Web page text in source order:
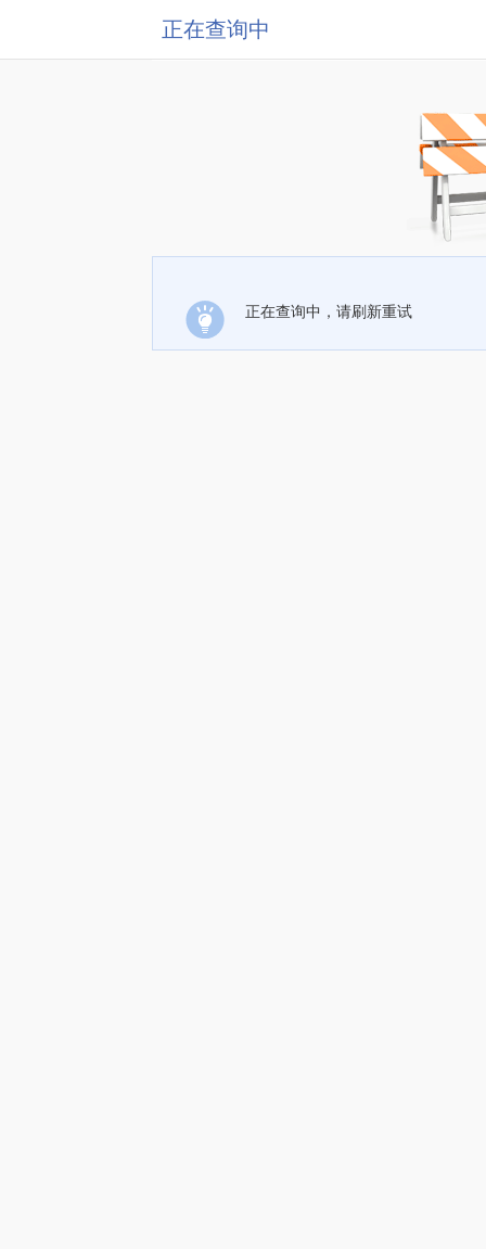
正在查询中
正在查询中，请刷新重试